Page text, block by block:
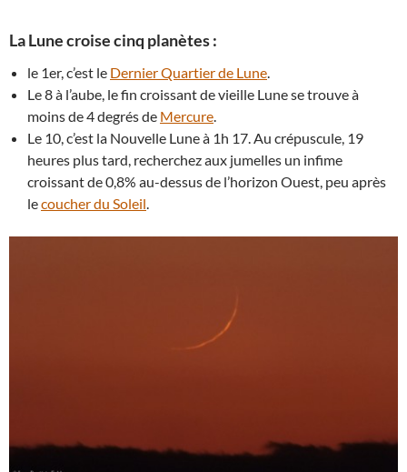
La Lune croise cinq planètes :
le 1er, c’est le Dernier Quartier de Lune
Le 8 à l’aube, le fin croissant de vieille Lune se trouve à
moins de 4 degrés de Mercure
Le 10, c’est la Nouvelle Lune à 1h 17. Au crépuscule, 19
heures plus tard, recherchez aux jumelles un infime
croissant de 0,8% au-dessus de l’horizon Ouest, peu après
lecoucher du Soleil